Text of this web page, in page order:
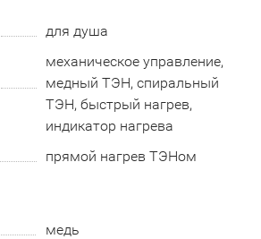
для душа
механическое управление,
медный ТЭН, спиральный
ТЭН, быстрый нагрев,
индикатор нагрева
прямой нагрев ТЭНом
медь